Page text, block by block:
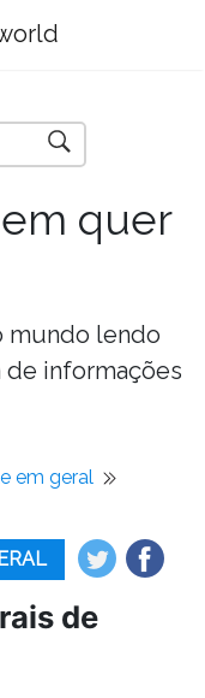
quer
mundo lendo
de informações
em geral
de